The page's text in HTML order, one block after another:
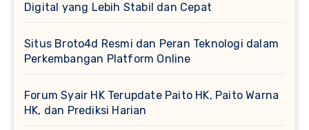
Digital yang Lebih Stabil dan Cepat
Situs Broto4d Resmi dan Peran Teknologi dalam
Perkembangan Platform Online
Forum Syair HK Terupdate Paito HK, Paito Warna
HK, dan Prediksi Harian